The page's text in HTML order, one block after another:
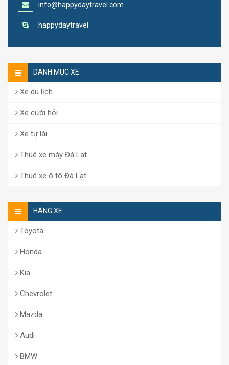
info@happydaytravel.com
happydaytravel
DANH MỤC XE
Xe du lịch
Xe cưới hỏi
Xe tự lái
Thuê xe máy Đà Lạt
Thuê xe ô tô Đà Lạt
HÃNG XE
Toyota
Honda
Kia
Chevrolet
Mazda
Audi
BMW